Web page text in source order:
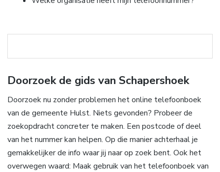
Doorzoek de gids van Schapershoek
Doorzoek nu zonder problemen het online telefoonboek
van de gemeente Hulst. Niets gevonden? Probeer de
zoekopdracht concreter te maken. Een postcode of deel
van het nummer kan helpen. Op die manier achterhaal je
gemakkelijker de info waar jij naar op zoek bent. Ook het
overwegen waard: Maak gebruik van het telefoonboek van